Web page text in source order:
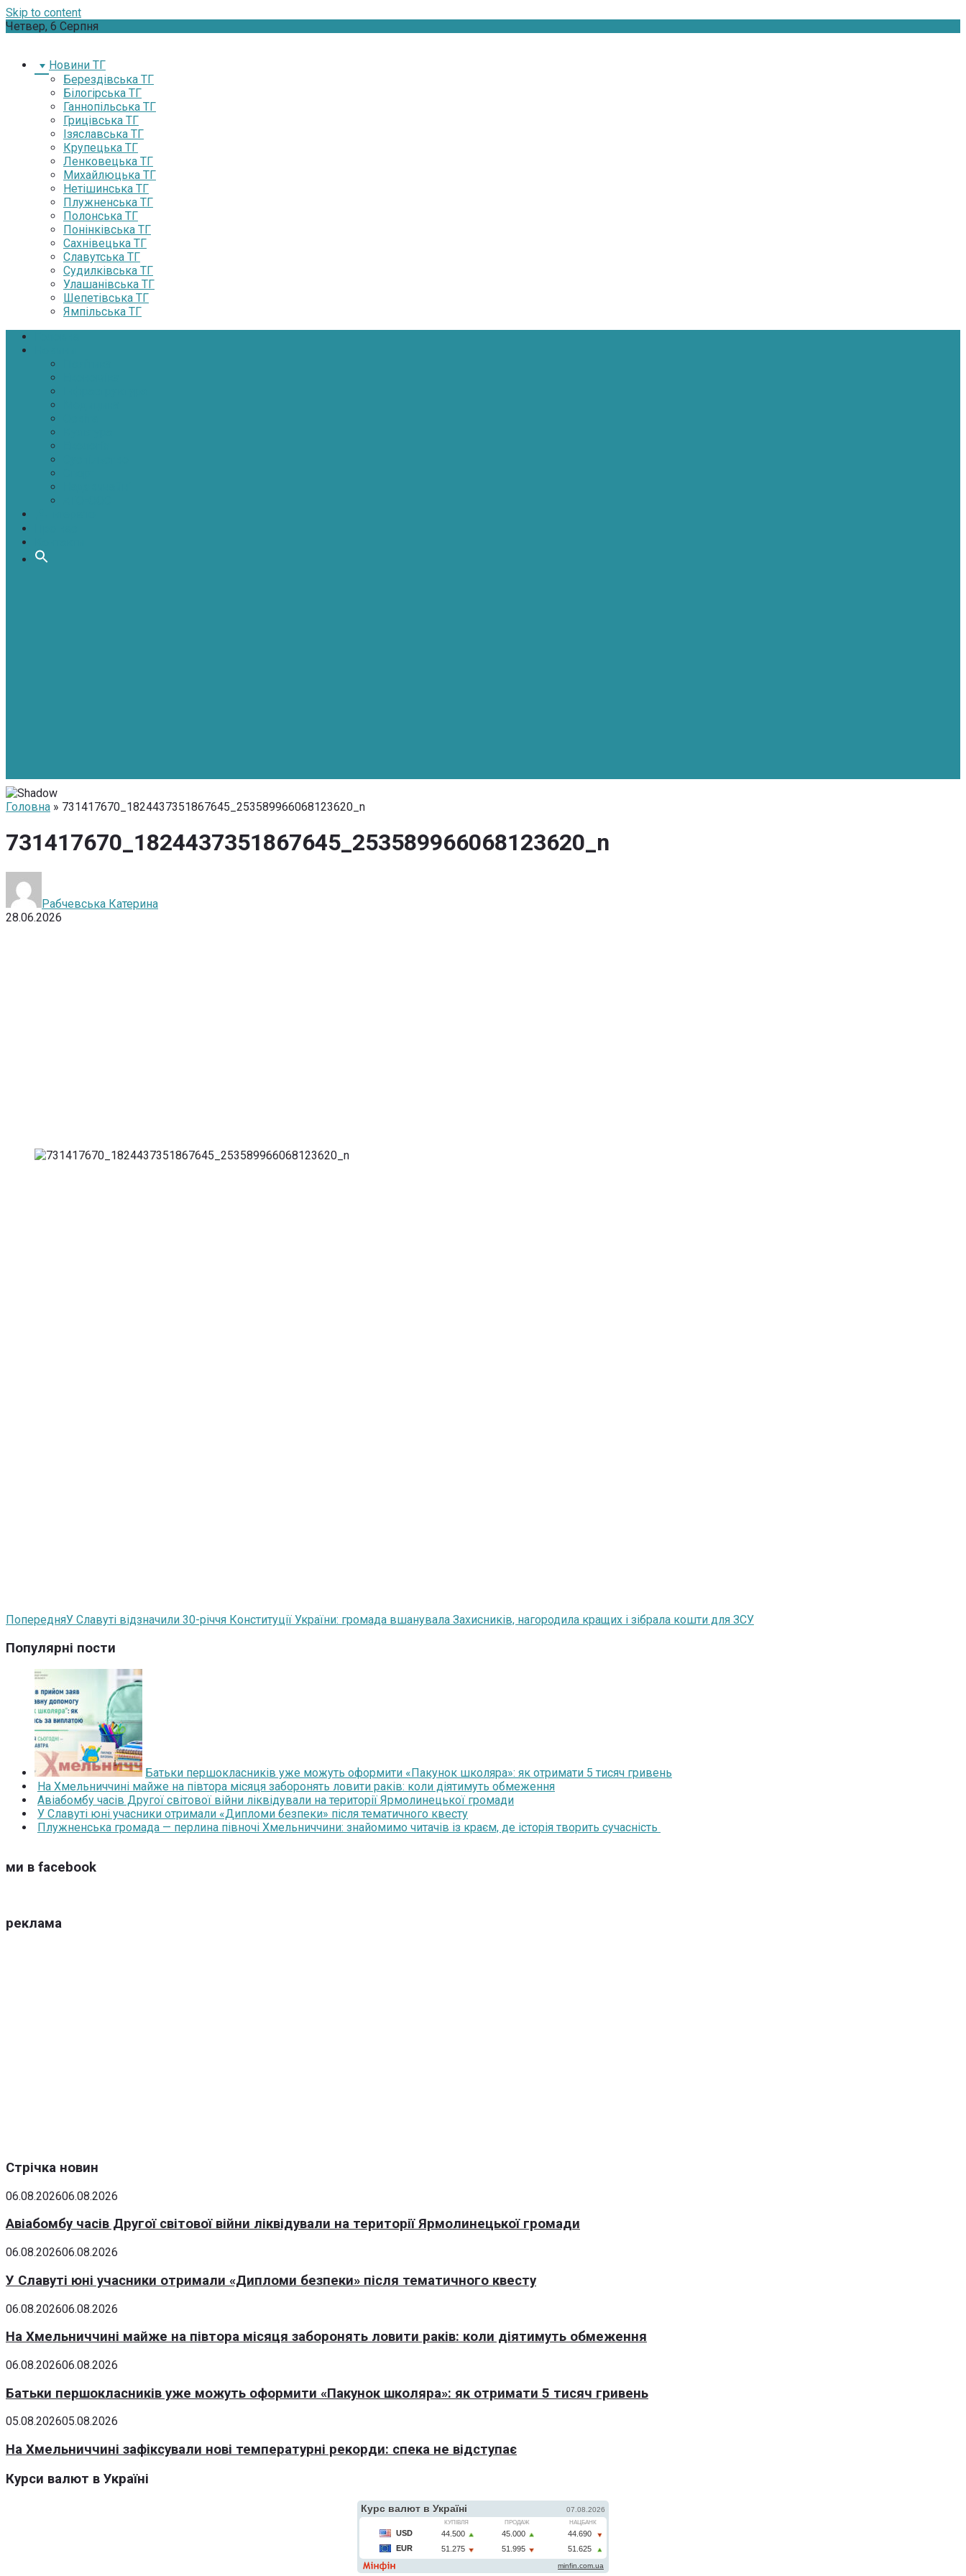
Skip to content
Четвер, 6 Серпня
Новини ТГ
Берездівська ТГ
Білогірська ТГ
Ганнопільська ТГ
Грицівська ТГ
Ізяславська ТГ
Крупецька ТГ
Ленковецька ТГ
Михайлюцька ТГ
Нетішинська ТГ
Плужненська ТГ
Полонська ТГ
Понінківська ТГ
Сахнівецька ТГ
Славутська ТГ
Судилківська ТГ
Улашанівська ТГ
Шепетівська ТГ
Ямпільська ТГ
Головна » 731417670_1824437351867645_253589966068123620_n
731417670_1824437351867645_253589966068123620_n
Рабчевська Катерина
28.06.2026
ПопередняУ Славуті відзначили 30-річчя Конституції України: громада вшанувала Захисників, нагородила кращих і зібрала кошти для ЗСУ
Популярні пости
Батьки першокласників уже можуть оформити «Пакунок школяра»: як отримати 5 тисяч гривень
На Хмельниччині майже на півтора місяця заборонять ловити раків: коли діятимуть обмеження
Авіабомбу часів Другої світової війни ліквідували на території Ярмолинецької громади
У Славуті юні учасники отримали «Дипломи безпеки» після тематичного квесту
Плужненська громада — перлина півночі Хмельниччини: знайомимо читачів із краєм, де історія творить сучасність
ми в facebook
реклама
Стрічка новин
06.08.202606.08.2026
Авіабомбу часів Другої світової війни ліквідували на території Ярмолинецької громади
06.08.202606.08.2026
У Славуті юні учасники отримали «Дипломи безпеки» після тематичного квесту
06.08.202606.08.2026
На Хмельниччині майже на півтора місяця заборонять ловити раків: коли діятимуть обмеження
06.08.202606.08.2026
Батьки першокласників уже можуть оформити «Пакунок школяра»: як отримати 5 тисяч гривень
05.08.202605.08.2026
На Хмельниччині зафіксували нові температурні рекорди: спека не відступає
Курси валют в Україні